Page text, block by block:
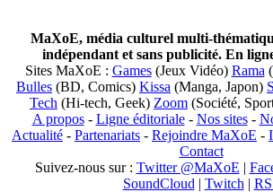
MaXoE, média culturel multi-
indépendant et sans publicité. En
Sites MaXoE : Games(Jeux Vidéo) Rama
Bulles (BD, Comics) Kissa (Manga, Japon)
Tech (Hi-tech, Geek) Zoom (Société,
A propos- Ligne éditoriale- Nos sites-
Actualité - Partenariats - Rejoindre MaXoE -
Contact
Suivez-nous sur : Twitter @MaXoE |
SoundCloud | Twitch |